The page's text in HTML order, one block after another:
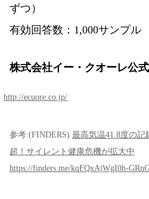
ずつ）
有効回答数：1,000サンプル
株式会社イー・クオーレ公
http://ecuore.co.jp/
参考:(FINDERS) 最高気温41.8度の記
超！サイレント健康危機が拡大中
https://finders.me/kqFQxAjWgI0h-